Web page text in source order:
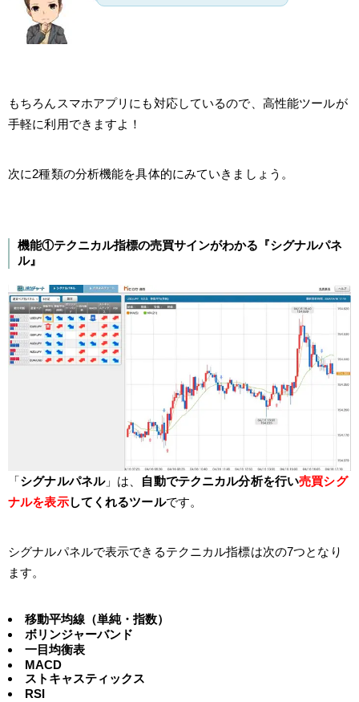
もちろんスマホアプリにも対応しているので、高性能ツールが
手軽に利用できますよ！
次に2種類の分析機能を具体的にみていきましょう。
機能①テクニカル指標の売買サインがわかる『シグナルパネ
ル』
「シグナルパネル」は、 自動でテクニカル分析を行い売買シグ
ナルを表示してくれるツールです。
シグナルパネルで表示できるテクニカル指標は次の7つとなり
ます。
移動平均線（単純・指数）
ボリンジャーバンド
一目均衡表
MACD
ストキャスティックス
RSI